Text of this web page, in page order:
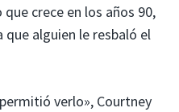
crece en los años 90,
que alguien le resbaló el
verlo», Courtney